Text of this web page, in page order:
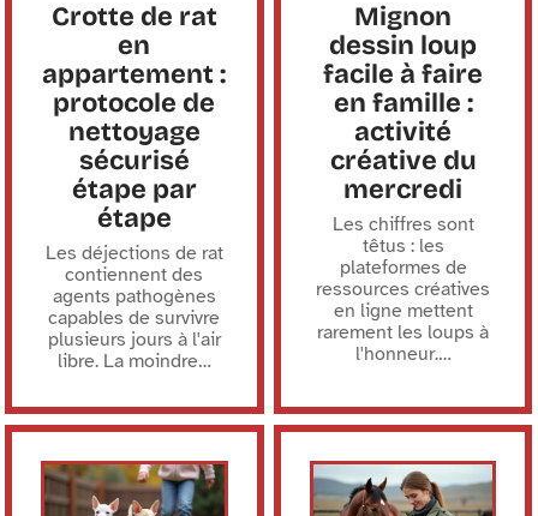
Crotte de rat
en
appartement :
protocole de
nettoyage
sécurisé
étape par
étape
Les déjections de rat
contiennent des
agents pathogènes
capables de survivre
plusieurs jours à l'air
libre. La moindre…
Mignon
dessin loup
facile à faire
en famille :
activité
créative du
mercredi
Les chiffres sont
têtus : les
plateformes de
ressources créatives
en ligne mettent
rarement les loups à
l'honneur.…